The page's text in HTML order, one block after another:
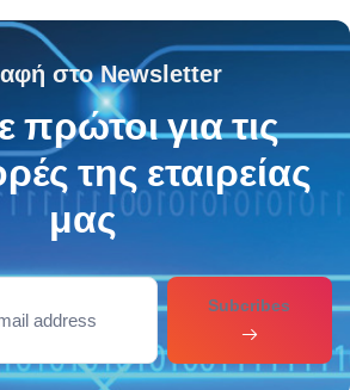
στο Newsletter
πρώτοι για τις
της εταιρείας
μας
Subcribes